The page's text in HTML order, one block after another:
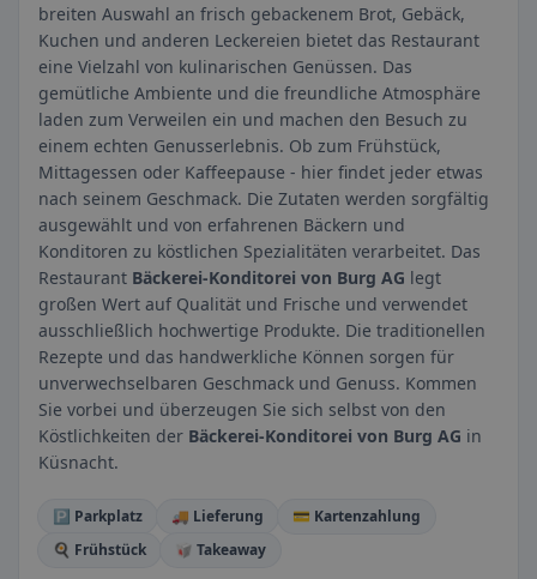
breiten Auswahl an frisch gebackenem Brot, Gebäck,
Kuchen und anderen Leckereien bietet das Restaurant
eine Vielzahl von kulinarischen Genüssen. Das
gemütliche Ambiente und die freundliche Atmosphäre
laden zum Verweilen ein und machen den Besuch zu
einem echten Genusserlebnis. Ob zum Frühstück,
Mittagessen oder Kaffeepause - hier findet jeder etwas
nach seinem Geschmack. Die Zutaten werden sorgfältig
ausgewählt und von erfahrenen Bäckern und
Konditoren zu köstlichen Spezialitäten verarbeitet. Das
Restaurant Bäckerei-Konditorei von Burg AG legt
großen Wert auf Qualität und Frische und verwendet
ausschließlich hochwertige Produkte. Die traditionellen
Rezepte und das handwerkliche Können sorgen für
unverwechselbaren Geschmack und Genuss. Kommen
Sie vorbei und überzeugen Sie sich selbst von den
Köstlichkeiten der Bäckerei-Konditorei von Burg AG in
Küsnacht.
🅿️ Parkplatz 🚚 Lieferung
💳 Kartenzahlung
🍳 Frühstück
🥡 Takeaway